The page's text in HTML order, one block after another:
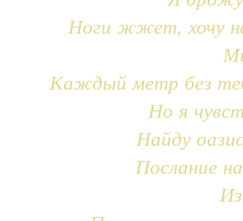
Ноги жжет, хочу
Каждый метр без
Но я
Найду
Послание